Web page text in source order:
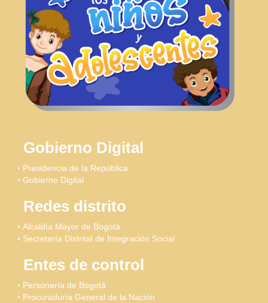
Gobierno Digital
Presidencia de la República
Gobierno Digital
Redes distrito
Alcaldía Mayor de Bogotá
Secretaría Distrital de Integración Social
Entes de control
Personería de Bogotá
Procuraduría General de la Nación